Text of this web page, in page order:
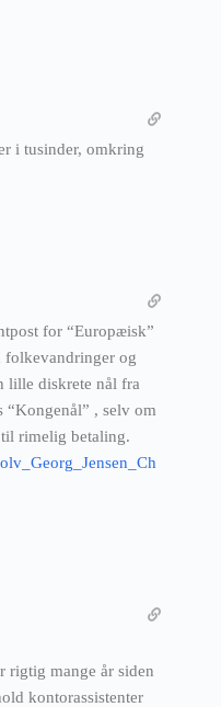
i tusinder, omkring
for “Europæisk”
og
lille diskrete nål fra
“Kongenål” , selv om
rimelig betaling.
rigtig mange år siden
kontorassistenter